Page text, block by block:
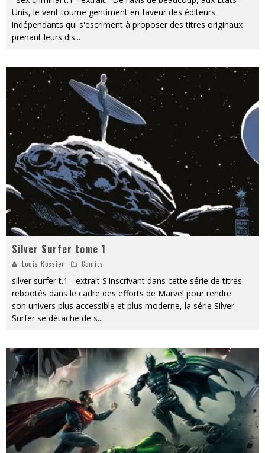
Unis, le vent tourne gentiment en faveur des éditeurs
indépendants qui s'escriment à proposer des titres originaux
prenant leurs dis...
Silver Surfer tome 1
Louis Rossier Comics
silver surfer t.1 - extrait S'inscrivant dans cette série de titres
rebootés dans le cadre des efforts de Marvel pour rendre
son univers plus accessible et plus moderne, la série Silver
Surfer se détache de s...